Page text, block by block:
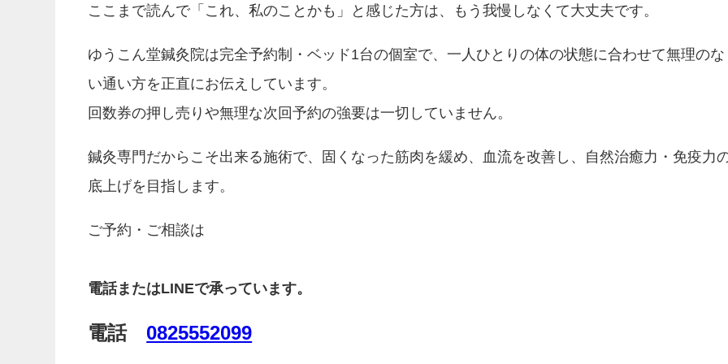
ここまで読んで「これ、私のことかも」と感じた方は、もう我慢しなくて大丈夫です。
ゆうこん堂鍼灸院は完全予約制・ベッド1台の個室で、一人ひとりの体の状態に合わせて無理のな
い通い方を正直にお伝えしています。
回数券の押し売りや無理な次回予約の強要は一切していません。
鍼灸専門だからこそ出来る施術で、固くなった筋肉を緩め、血流を改善し、自然治癒力・免疫力
底上げを目指します。
ご予約・ご相談は
電話またはLINEで承っています。
電話 0825552099